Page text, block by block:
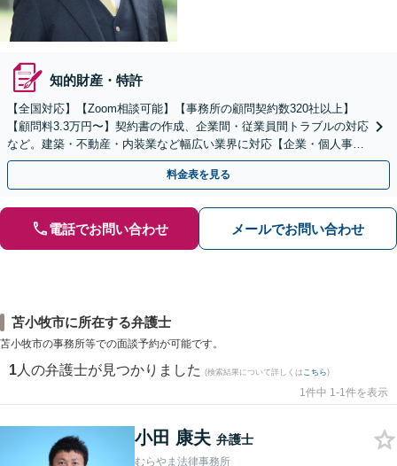
知的財産・特許
【全国対応】【Zoom相談可能】【事務所の顧問契約数320社以上】
【顧問料3.3万円〜】契約書の作成、企業間・従業員間トラブルの対応
など。建築・不動産・内装業など幅広い業界に対応【企業・個人事業
主の方初回面談無料】
料金表を見る
電話でお問い合わせ メールでお問い合わせ
苫小牧市に所在する弁護士
苫小牧市の事務所等での面談予約が可能です。
1 人の弁護士が見つかりました (検索結果について詳しくは こちら)
1件中 1-1件を表示
小田 康夫 弁護士
むらやま法律事務所